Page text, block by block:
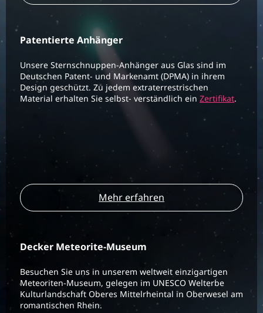
Patentierte Anhänger
Unsere Sternschnuppen-Anhänger aus Glas sind im
Deutschen Patent- und Markenamt (DPMA) in ihrem
Design geschützt. Zu jedem extraterrestrischen
Material erhalten Sie selbst- verständlich ein Zertifikat.
Mehr erfahren
Decker Meteorite-Museum
Besuchen Sie uns in unserem weltweit einzigartigen
Meteoriten-Museum, gelegen im UNESCO Welterbe
Kulturlandschaft Oberes Mittelrheintal in Oberwesel am
romantischen Rhein.